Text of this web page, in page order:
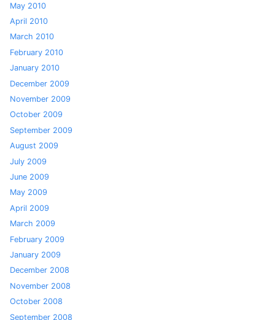
May 2010
April 2010
March 2010
February 2010
January 2010
December 2009
November 2009
October 2009
September 2009
August 2009
July 2009
June 2009
May 2009
April 2009
March 2009
February 2009
January 2009
December 2008
November 2008
October 2008
September 2008